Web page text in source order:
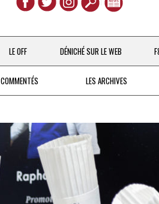
Aller
au
contenu
LE OFF DÉNICHÉ SUR LE WEB
LES ARCHIVES